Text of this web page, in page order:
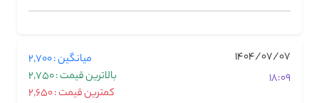
1404/07/07
18:09
میانگین : 2,700
بالاترین قیمت : 2,750
کمترین قیمت : 2,650